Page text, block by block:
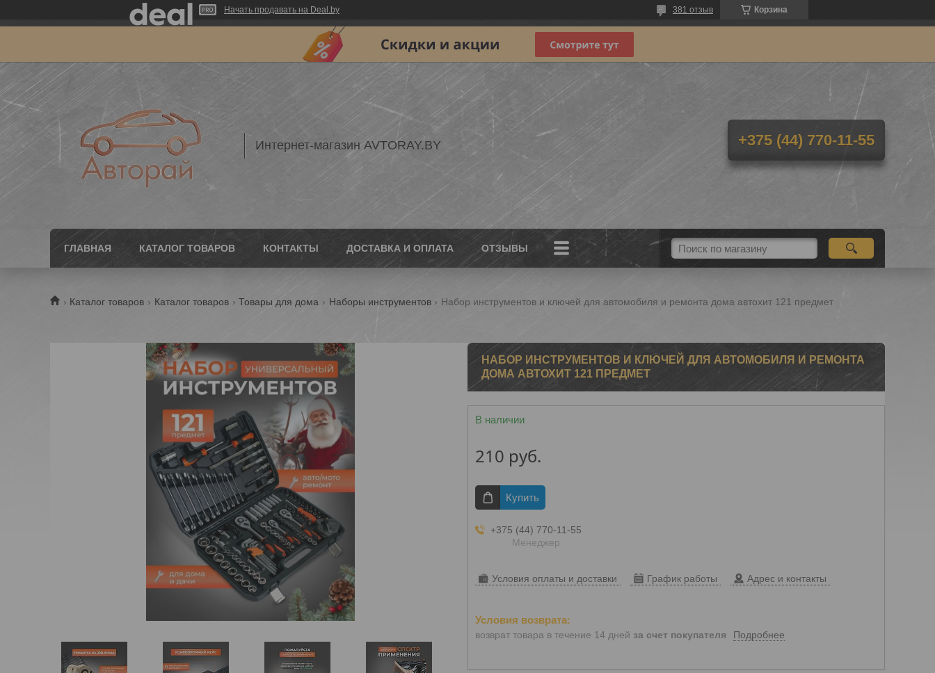
Начать продавать на Deal.by Корзина
381 отзыв
Интернет-магазин AVTORAY.BY +375 (44) 770-11-55
ГЛАВНАЯ КАТАЛОГ ТОВАРОВ КОНТАКТЫ ДОСТАВКА И ОПЛАТА ОТЗЫВЫ
Каталог товаров Каталог товаров Товары для дома Наборы инструментов Набор инструментов и ключей для автомобиля и ремонта дома автохит 121 предмет
НАБОР ИНСТРУМЕНТОВ И КЛЮЧЕЙ ДЛЯ АВТОМОБИЛЯ И РЕМОНТА
ДОМА АВТОХИТ 121 ПРЕДМЕТ
В наличии
210 руб.
Купить
+375 (44) 770-11-55
Менеджер
Условия оплаты и доставки График работы Адрес и контакты
возврат товара в течение 14 дней за счет покупателя Подробнее